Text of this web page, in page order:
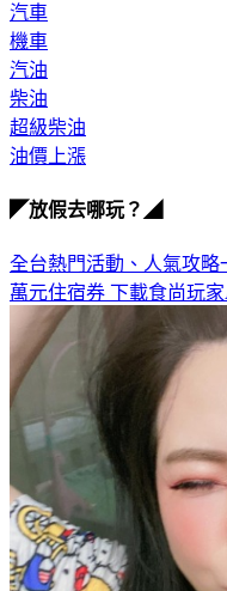
汽車
機車
汽油
柴油
超級柴油
油價上漲
◤放假去哪玩？◢
全台熱門活動、人氣攻略
萬元住宿券 下載食尚玩